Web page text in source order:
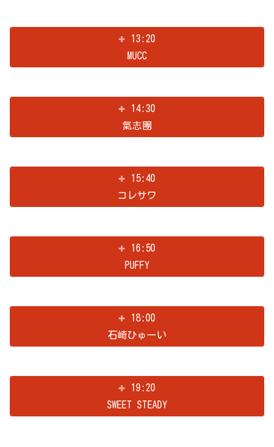
13:20
MUCC
14:30
氣志團
15:40
コレサワ
16:50
PUFFY
18:00
石崎ひゅーい
19:20
SWEET STEADY